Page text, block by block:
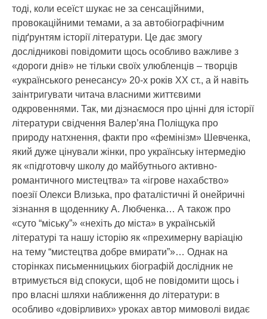
тоді, коли есеїст шукає не за сенсаційними,
провокаційними темами, а за автобіографічним
підґрунтям історії літератури. Це дає змогу
дослідникові повідомити щось особливо важливе з
«дороги днів» не тільки своїх улюбленців – творців
«українського ренесансу» 20-х років ХХ ст., а й навіть
заінтригувати читача власними життєвими
одкровеннями. Так, ми дізнаємося про цінні для історії
літератури свідчення Валер’яна Поліщука про
природу натхнення, факти про «фемінізм» Шевченка,
який дуже цінували жінки, про українську інтермедію
як «підготовчу школу до майбутнього активно-
романтичного мистецтва» та «ігрове нахабство»
поезії Олекси Влизька, про фаталістичні й онейричні
зізнання в щоденнику А. Любченка… А також про
«суто “міську”» «нехіть до міста» в українській
літературі та нашу історію як «прехимерну варіацію
на тему “мистецтва добре вмирати”»… Однак на
сторінках письменницьких біографій дослідник не
втримується від спокуси, щоб не повідомити щось і
про власні шляхи наближення до літератури: в
особливо «довірливих» уроках автор мимоволі видає